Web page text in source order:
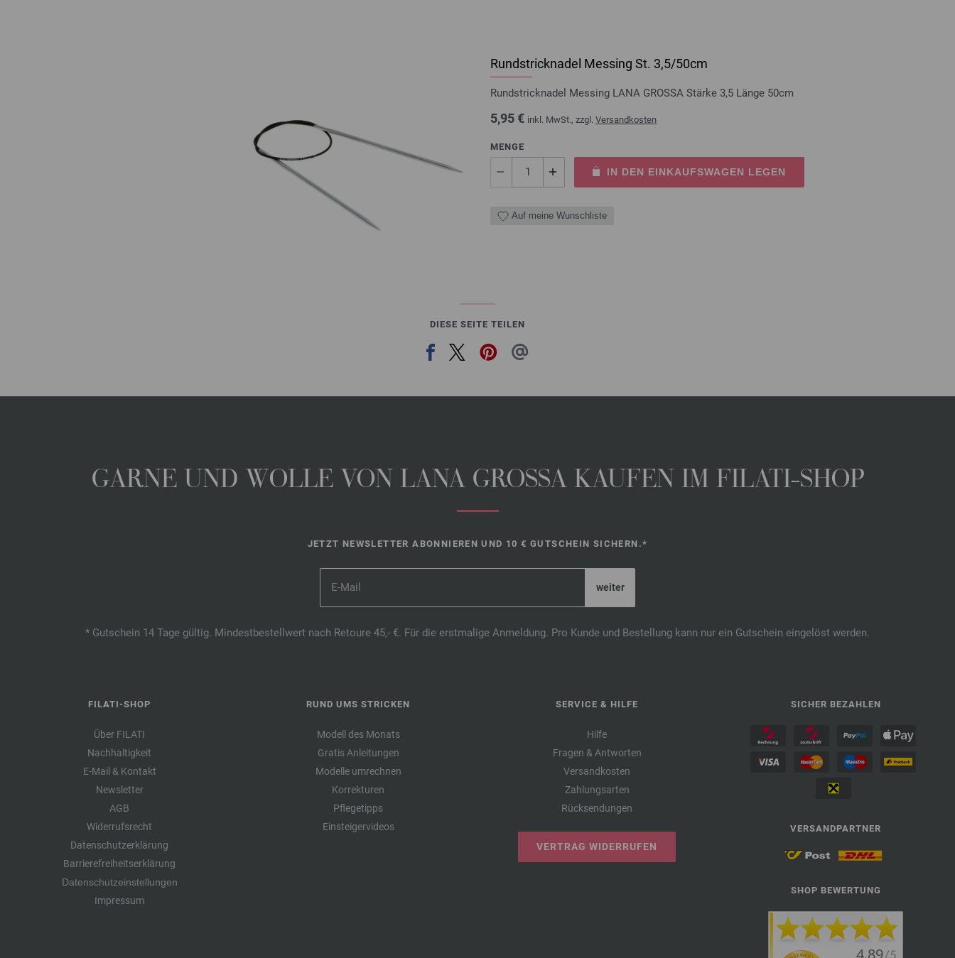
Rundstricknadel Messing St. 3,5/50cm
Rundstricknadel Messing LANA GROSSA Stärke 3,5 Länge 50cm
5,95 € inkl. MwSt., zzgl. Versandkosten
MENGE
IN DEN EINKAUFSWAGEN LEGEN
Auf meine Wunschliste
DIESE SEITE TEILEN
GARNE UND WOLLE VON LANA GROSSA KAUFEN IM FILATI-SHOP
JETZT NEWSLETTER ABONNIEREN UND 10 € GUTSCHEIN SICHERN.*
* Gutschein 14 Tage gültig. Mindestbestellwert nach Retoure 45,- €. Für die erstmalige Anmeldung. Pro Kunde und Bestellung kann nur ein Gutschein eingelöst werden.
FILATI-SHOP
Über FILATI
Nachhaltigkeit
E-Mail & Kontakt
Newsletter
AGB
Widerrufsrecht
Datenschutzerklärung
Barrierefreiheitserklärung
Datenschutzeinstellungen
Impressum
RUND UMS STRICKEN
Modell des Monats
Gratis Anleitungen
Modelle umrechnen
Korrekturen
Pflegetipps
Einsteigervideos
SERVICE & HILFE
Hilfe
Fragen & Antworten
Versandkosten
Zahlungsarten
Rücksendungen
VERTRAG WIDERRUFEN
SICHER BEZAHLEN
VERSANDPARTNER
SHOP BEWERTUNG